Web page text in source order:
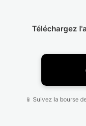
Téléchargez
📱 Suivez la bourse